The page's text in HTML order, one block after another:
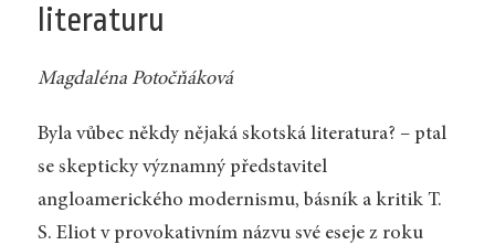
literaturu
Magdaléna Potočňáková
Byla vůbec někdy nějaká skotská literatura? – ptal
se skepticky významný představitel
angloamerického modernismu, básník a kritik T.
S. Eliot v provokativním názvu své eseje z roku